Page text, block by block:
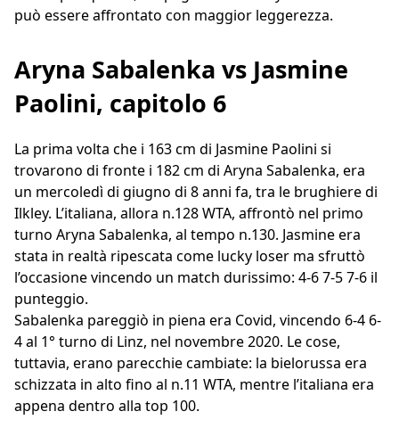
può essere affrontato con maggior leggerezza.
Aryna Sabalenka vs Jasmine
Paolini, capitolo 6
La prima volta che i 163 cm di Jasmine Paolini si
trovarono di fronte i 182 cm di Aryna Sabalenka, era
un mercoledì di giugno di 8 anni fa, tra le brughiere di
Ilkley. L’italiana, allora n.128 WTA, affrontò nel primo
turno Aryna Sabalenka, al tempo n.130. Jasmine era
stata in realtà ripescata come lucky loser ma sfruttò
l’occasione vincendo un match durissimo: 4-6 7-5 7-6 il
punteggio.
Sabalenka pareggiò in piena era Covid, vincendo 6-4 6-
4 al 1° turno di Linz, nel novembre 2020. Le cose,
tuttavia, erano parecchie cambiate: la bielorussa era
schizzata in alto fino al n.11 WTA, mentre l’italiana era
appena dentro alla top 100.